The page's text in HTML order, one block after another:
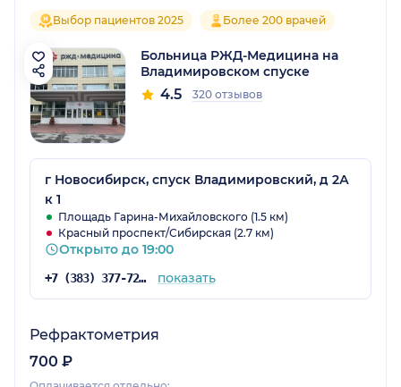
Выбор пациентов 2025 Более 200 врачей
Больница РЖД-Медицина на
Владимировском спуске
4.5 320 отзывов
г Новосибирск, спуск Владимировский, д 2А
к 1
Площадь Гарина-Михайловского (1.5 км)
Красный проспект/Сибирская (2.7 км)
Открыто до 19:00
+7 (383) 377-72-59 показать
Рефрактометрия
700 ₽